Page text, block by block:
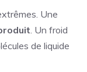
Une
. Un froid
de liquide